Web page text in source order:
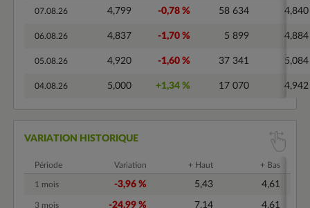
07.08.26 4,799 -0,78 % 58 634 4,840
06.08.26 4,837 -1,70 % 5 899 4,884
05.08.26 4,920 -1,60 % 37 341 5,084
04.08.26 5,000 +1,34 % 17 070 4,942
VARIATION HISTORIQUE
Période Variation + Haut + Bas
1 mois -3,96 % 5,43 4,61
3 mois -24,99 % 7,14 4,61